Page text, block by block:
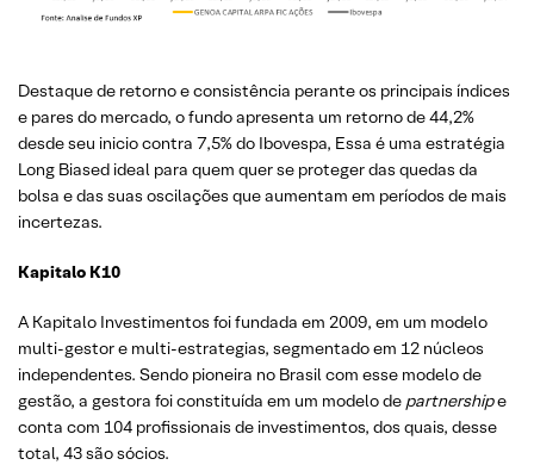
Destaque de retorno e consistência perante os principais índices
e pares do mercado, o fundo apresenta um retorno de 44,2%
desde seu inicio contra 7,5% do Ibovespa, Essa é uma estratégia
Long Biased ideal para quem quer se proteger das quedas da
bolsa e das suas oscilações que aumentam em períodos de mais
incertezas.
Kapitalo K10
A Kapitalo Investimentos foi fundada em 2009, em um modelo
multi-gestor e multi-estrategias, segmentado em 12 núcleos
independentes. Sendo pioneira no Brasil com esse modelo de
gestão, a gestora foi constituída em um modelo de partnershipe
conta com 104 profissionais de investimentos, dos quais, desse
total, 43 são sócios.